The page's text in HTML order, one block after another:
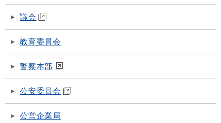
議会
教育委員会
警察本部
公安委員会
公営企業局